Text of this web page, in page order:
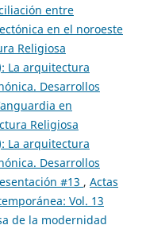
entre
en el noroeste
Religiosa
La arquitectura
Desarrollos
en
Religiosa
La arquitectura
Desarrollos
#13 , Actas
Vol. 13
de la modernidad